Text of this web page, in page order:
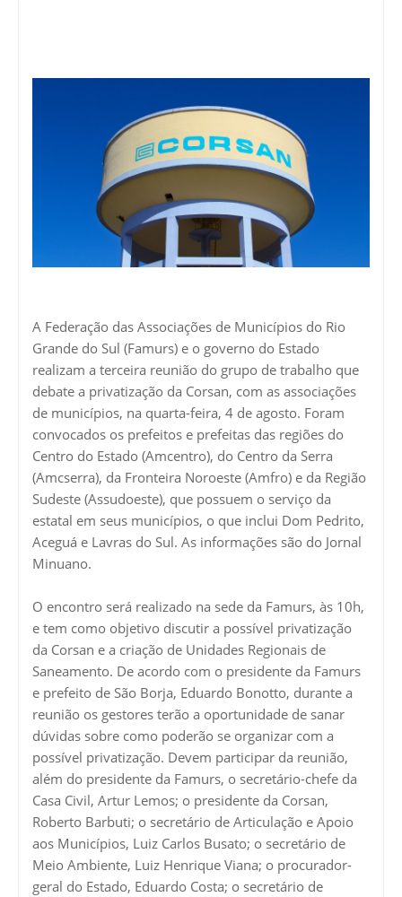
A Federação das Associações de Municípios do Rio
Grande do Sul (Famurs) e o governo do Estado
realizam a terceira reunião do grupo de trabalho que
debate a privatização da Corsan, com as associações
de municípios, na quarta-feira, 4 de agosto. Foram
convocados os prefeitos e prefeitas das regiões do
Centro do Estado (Amcentro), do Centro da Serra
(Amcserra), da Fronteira Noroeste (Amfro) e da Região
Sudeste (Assudoeste), que possuem o serviço da
estatal em seus municípios, o que inclui Dom Pedrito,
Aceguá e Lavras do Sul. As informações são do Jornal
Minuano.
O encontro será realizado na sede da Famurs, às 10h,
e tem como objetivo discutir a possível privatização
da Corsan e a criação de Unidades Regionais de
Saneamento. De acordo com o presidente da Famurs
e prefeito de São Borja, Eduardo Bonotto, durante a
reunião os gestores terão a oportunidade de sanar
dúvidas sobre como poderão se organizar com a
possível privatização. Devem participar da reunião,
além do presidente da Famurs, o secretário-chefe da
Casa Civil, Artur Lemos; o presidente da Corsan,
Roberto Barbuti; o secretário de Articulação e Apoio
aos Municípios, Luiz Carlos Busato; o secretário de
Meio Ambiente, Luiz Henrique Viana; o procurador-
geral do Estado, Eduardo Costa; o secretário de